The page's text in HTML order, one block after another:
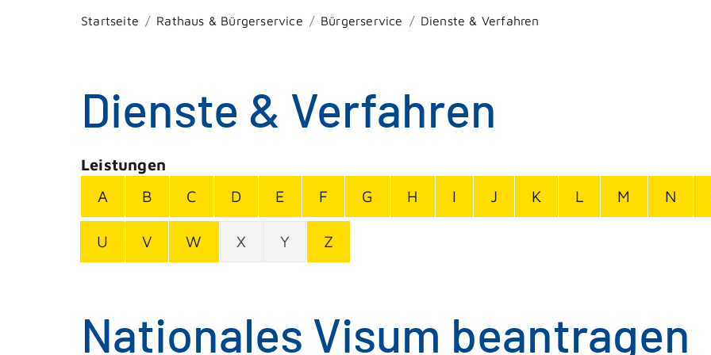
Startseite Rathaus & Bürgerservice Bürgerservice Dienste & Verfahren
Dienste & Verfahren
Leistungen
A
B C D E F G H I J K L M N
U V W X Y Z
Nationales Visum beantragen